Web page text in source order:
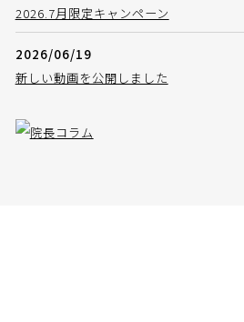
2026.7月限定キャンペーン
2026/06/19
新しい動画を公開しました